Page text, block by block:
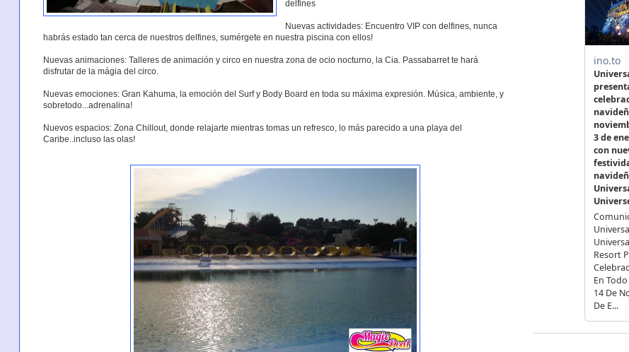
delfines
Nuevas actividades: Encuentro VIP con delfines, nunca
habrás estado tan cerca de nuestros delfines, sumérgete en nuestra piscina con ellos!
Nuevas animaciones: Talleres de animación y circo en nuestra zona de ocio nocturno, la Cia. Passabarret te hará
disfrutar de la mágia del circo.
Nuevas emociones: Gran Kahuma, la emoción del Surf y Body Board en toda su máxima expresión. Música, ambiente, y
sobretodo...adrenalina!
Nuevos espacios: Zona Chillout, donde relajarte mientras tomas un refresco, lo más parecido a una playa del
Caribe..incluso las olas!